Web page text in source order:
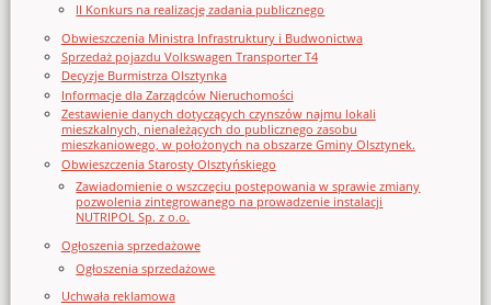
II Konkurs na realizację zadania publicznego
Obwieszczenia Ministra Infrastruktury i Budwonictwa
Sprzedaż pojazdu Volkswagen Transporter T4
Decyzje Burmistrza Olsztynka
Informacje dla Zarządców Nieruchomości
Zestawienie danych dotyczących czynszów najmu lokali
mieszkalnych, nienależących do publicznego zasobu
mieszkaniowego, w położonych na obszarze Gminy Olsztynek.
Obwieszczenia Starosty Olsztyńskiego
Zawiadomienie o wszczęciu postępowania w sprawie zmiany
pozwolenia zintegrowanego na prowadzenie instalacji
NUTRIPOL Sp. z o.o.
Ogłoszenia sprzedażowe
Ogłoszenia sprzedażowe
Uchwała reklamowa